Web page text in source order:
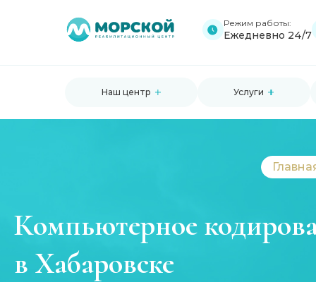
Режим работы:
Ежедневно 24/7
Наш центр Услуги
Компьютерное
в Хабаровске